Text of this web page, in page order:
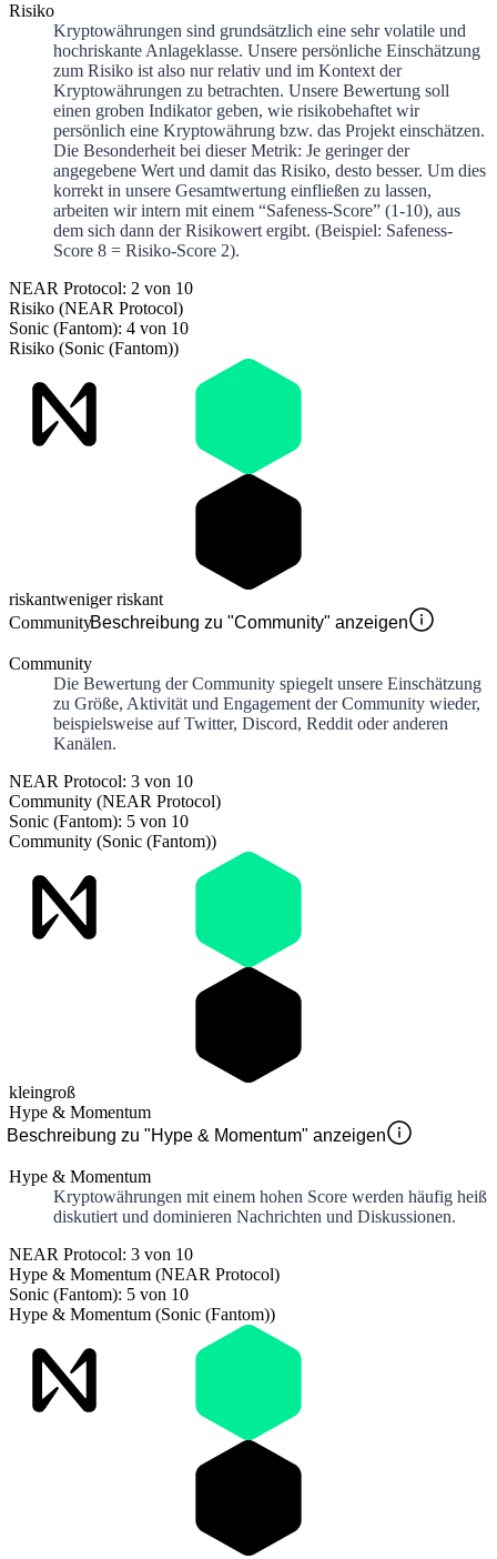
Risiko
Kryptowährungen sind grundsätzlich eine sehr volatile und
hochriskante Anlageklasse. Unsere persönliche Einschätzung
zum Risiko ist also nur relativ und im Kontext der
Kryptowährungen zu betrachten. Unsere Bewertung soll
einen groben Indikator geben, wie risikobehaftet wir
persönlich eine Kryptowährung bzw. das Projekt einschätzen.
Die Besonderheit bei dieser Metrik: Je geringer der
angegebene Wert und damit das Risiko, desto besser. Um dies
korrekt in unsere Gesamtwertung einfließen zu lassen,
arbeiten wir intern mit einem “Safeness-Score” (1-10), aus
dem sich dann der Risikowert ergibt. (Beispiel: Safeness-
Score 8 = Risiko-Score 2).
NEAR Protocol: 2 von 10
Risiko (NEAR Protocol)
Sonic (Fantom): 4 von 10
Risiko (Sonic (Fantom))
riskantweniger riskant
CommunityBeschreibung zu "Community" anzeigen
Community
Die Bewertung der Community spiegelt unsere Einschätzung
zu Größe, Aktivität und Engagement der Community wieder,
beispielsweise auf Twitter, Discord, Reddit oder anderen
Kanälen.
NEAR Protocol: 3 von 10
Community (NEAR Protocol)
Sonic (Fantom): 5 von 10
Community (Sonic (Fantom))
kleingroß
Hype & Momentum
Beschreibung zu "Hype & Momentum" anzeigen
Hype & Momentum
Kryptowährungen mit einem hohen Score werden häufig heiß
diskutiert und dominieren Nachrichten und Diskussionen.
NEAR Protocol: 3 von 10
Hype & Momentum (NEAR Protocol)
Sonic (Fantom): 5 von 10
Hype & Momentum (Sonic (Fantom))